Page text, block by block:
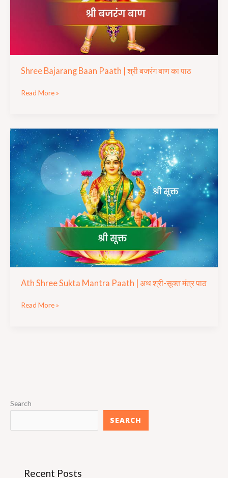
Shree Bajarang Baan Paath | श्री बजरंग बाण का पाठ
Read More »
Ath Shree Sukta Mantra Paath | अथ श्री-सूक्त मंत्र पाठ
Ath
Shree
Sukta
Mantra
Paath
|
अथ
श्री-
सूक्त
मंत्र
पाठ
Read More »
Search
SEARCH
Recent Posts